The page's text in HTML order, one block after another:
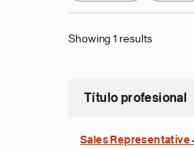
Showing 1 results
Título profesional
Sales Representative